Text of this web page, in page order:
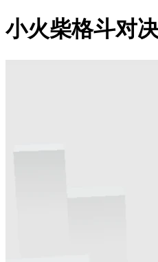
小火柴格斗对